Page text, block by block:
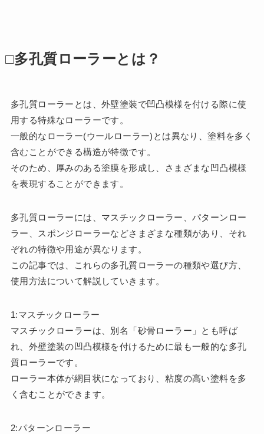
□多孔質ローラーとは？
多孔質ローラーとは、外壁塗装で凹凸模様を付ける際に使
用する特殊なローラーです。
一般的なローラー(ウールローラー)とは異なり、塗料を多く
含むことができる構造が特徴です。
そのため、厚みのある塗膜を形成し、さまざまな凹凸模様
を表現することができます。
多孔質ローラーには、マスチックローラー、パターンロー
ラー、スポンジローラーなどさまざまな種類があり、それ
ぞれの特徴や用途が異なります。
この記事では、これらの多孔質ローラーの種類や選び方、
使用方法について解説していきます。
1:マスチックローラー
マスチックローラーは、別名「砂骨ローラー」とも呼ば
れ、外壁塗装の凹凸模様を付けるために最も一般的な多孔
質ローラーです。
ローラー本体が網目状になっており、粘度の高い塗料を多
く含むことができます。
2:パターンローラー